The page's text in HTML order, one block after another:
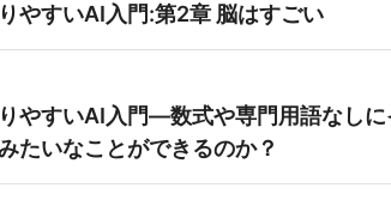
やすいAI入門:第2章 脳はすごい
やすいAI入門―数式や専門用語なし
たいなことができるのか？